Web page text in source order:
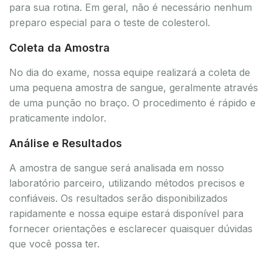
para sua rotina. Em geral, não é necessário nenhum
preparo especial para o teste de colesterol.
Coleta da Amostra
No dia do exame, nossa equipe realizará a coleta de
uma pequena amostra de sangue, geralmente através
de uma punção no braço. O procedimento é rápido e
praticamente indolor.
Análise e Resultados
A amostra de sangue será analisada em nosso
laboratório parceiro, utilizando métodos precisos e
confiáveis. Os resultados serão disponibilizados
rapidamente e nossa equipe estará disponível para
fornecer orientações e esclarecer quaisquer dúvidas
que você possa ter.